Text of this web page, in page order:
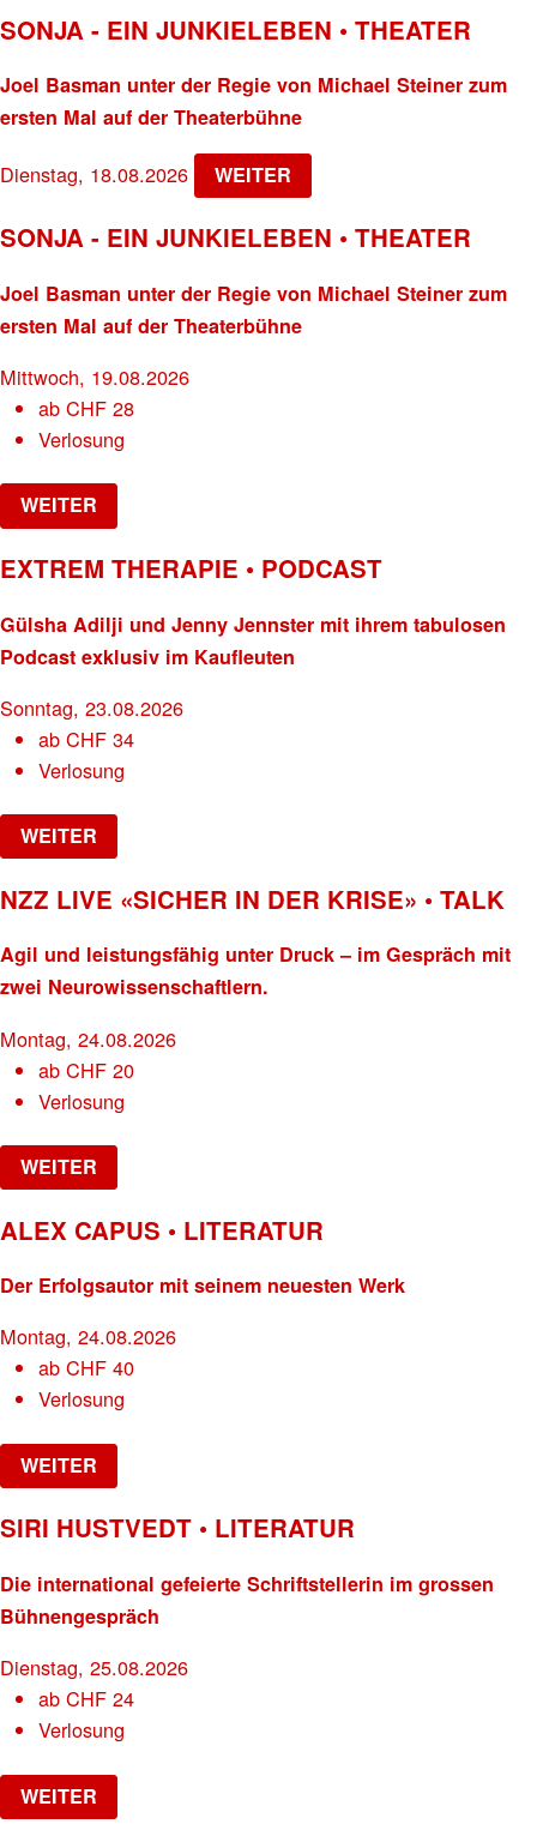
SONJA - EIN JUNKIELEBEN • THEATER
Joel Basman unter der Regie von Michael Steiner zum
ersten Mal auf der Theaterbühne
Dienstag, 18.08.2026 WEITER
SONJA - EIN JUNKIELEBEN • THEATER
Joel Basman unter der Regie von Michael Steiner zum
ersten Mal auf der Theaterbühne
Mittwoch, 19.08.2026
abCHF 28
Verlosung
WEITER
EXTREM THERAPIE • PODCAST
Gülsha Adilji und Jenny Jennster mit ihrem tabulosen
Podcast exklusiv im Kaufleuten
Sonntag, 23.08.2026
abCHF 34
Verlosung
WEITER
NZZ LIVE «SICHER IN DER KRISE» • TALK
Agil und leistungsfähig unter Druck – im Gespräch mit
zwei Neurowissenschaftlern.
Montag, 24.08.2026
abCHF 20
Verlosung
WEITER
ALEX CAPUS • LITERATUR
Der Erfolgsautor mit seinem neuesten Werk
Montag, 24.08.2026
abCHF 40
Verlosung
WEITER
SIRI HUSTVEDT • LITERATUR
Die international gefeierte Schriftstellerin im grossen
Bühnengespräch
Dienstag, 25.08.2026
abCHF 24
Verlosung
WEITER